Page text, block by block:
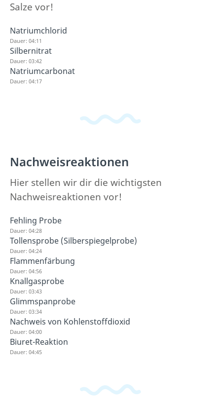
Salze vor!
Natriumchlorid
Dauer: 04:11
Silbernitrat
Dauer: 03:42
Natriumcarbonat
Dauer: 04:17
Nachweisreaktionen
Hier stellen wir dir die wichtigsten
Nachweisreaktionen vor!
Fehling Probe
Dauer: 04:28
Tollensprobe (Silberspiegelprobe)
Dauer: 04:24
Flammenfärbung
Dauer: 04:56
Knallgasprobe
Dauer: 03:43
Glimmspanprobe
Dauer: 03:34
Nachweis von Kohlenstoffdioxid
Dauer: 04:00
Biuret-Reaktion
Dauer: 04:45